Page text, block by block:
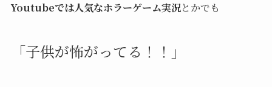
Youtubeでは人気なホラーゲーム実況とかでも
「子供が怖がってる！！」